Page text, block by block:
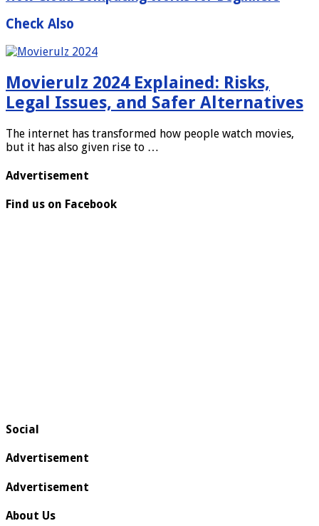
Check Also
Movierulz 2024 Explained: Risks,
Legal Issues, and Safer Alternatives
The internet has transformed how people watch movies,
but it has also given rise to …
Advertisement
Find us on Facebook
Social
Advertisement
Advertisement
About Us